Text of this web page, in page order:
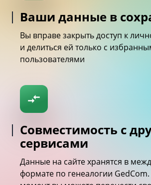
Ваши данные в
Вы вправе закрыть доступ к
и делиться ей только с
пользователями
Совместимость с
сервисами
Данные на сайте хранятся в
формате по генеалогии